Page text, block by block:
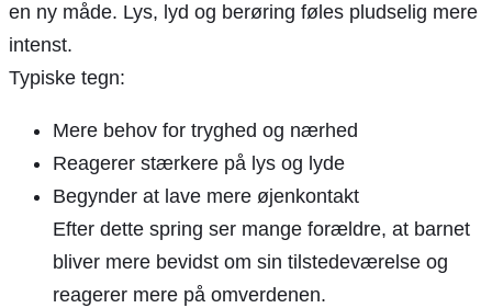
en ny måde. Lys, lyd og berøring føles pludselig mere
intenst.
Typiske tegn:
Mere behov for tryghed og nærhed
Reagerer stærkere på lys og lyde
Begynder at lave mere øjenkontakt
Efter dette spring ser mange forældre, at barnet
bliver mere bevidst om sin tilstedeværelse og
reagerer mere på omverdenen.